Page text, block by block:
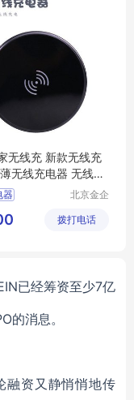
无线充 新款无线充
无线充电器 无线蓝
定制logo
器
电器
北京金企
有限公司
拨打电话
已经筹资至少7亿
的消息。
融资又静悄悄地传